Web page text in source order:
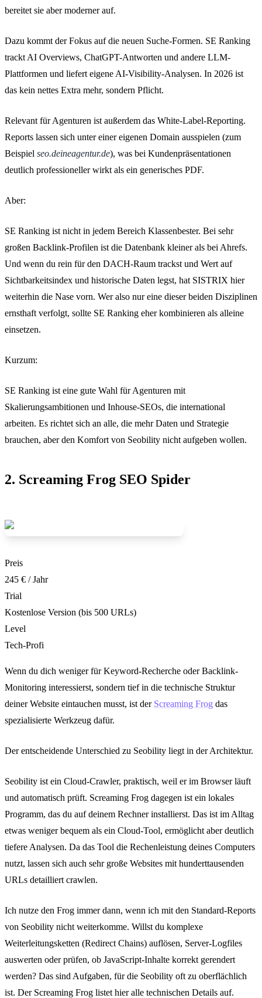
bereitet sie aber moderner auf.
Dazu kommt der Fokus auf die neuen Suche-Formen. SE Ranking
trackt AI Overviews, ChatGPT-Antworten und andere LLM-
Plattformen und liefert eigene AI-Visibility-Analysen. In 2026 ist
das kein nettes Extra mehr, sondern Pflicht.
Relevant für Agenturen ist außerdem das White-Label-Reporting.
Reports lassen sich unter einer eigenen Domain ausspielen (zum
Beispiel seo.deineagentur.de), was bei Kundenpräsentationen
deutlich professioneller wirkt als ein generisches PDF.
Aber:
SE Ranking ist nicht in jedem Bereich Klassenbester. Bei sehr
großen Backlink-Profilen ist die Datenbank kleiner als bei Ahrefs.
Und wenn du rein für den DACH-Raum trackst und Wert auf
Sichtbarkeitsindex und historische Daten legst, hat SISTRIX hier
weiterhin die Nase vorn. Wer also nur eine dieser beiden Disziplinen
ernsthaft verfolgt, sollte SE Ranking eher kombinieren als alleine
einsetzen.
Kurzum:
SE Ranking ist eine gute Wahl für Agenturen mit
Skalierungsambitionen und Inhouse-SEOs, die international
arbeiten. Es richtet sich an alle, die mehr Daten und Strategie
brauchen, aber den Komfort von Seobility nicht aufgeben wollen.
2. Screaming Frog SEO Spider
Preis
245 € / Jahr
Trial
Kostenlose Version (bis 500 URLs)
Level
Tech-Profi
Wenn du dich weniger für Keyword-Recherche oder Backlink-
Monitoring interessierst, sondern tief in die technische Struktur
deiner Website eintauchen musst, ist der Screaming Frog das
spezialisierte Werkzeug dafür.
Der entscheidende Unterschied zu Seobility liegt in der Architektur.
Seobility ist ein Cloud-Crawler, praktisch, weil er im Browser läuft
und automatisch prüft. Screaming Frog dagegen ist ein lokales
Programm, das du auf deinem Rechner installierst. Das ist im Alltag
etwas weniger bequem als ein Cloud-Tool, ermöglicht aber deutlich
tiefere Analysen. Da das Tool die Rechenleistung deines Computers
nutzt, lassen sich auch sehr große Websites mit hunderttausenden
URLs detailliert crawlen.
Ich nutze den Frog immer dann, wenn ich mit den Standard-Reports
von Seobility nicht weiterkomme. Willst du komplexe
Weiterleitungsketten (Redirect Chains) auflösen, Server-Logfiles
auswerten oder prüfen, ob JavaScript-Inhalte korrekt gerendert
werden? Das sind Aufgaben, für die Seobility oft zu oberflächlich
ist. Der Screaming Frog listet hier alle technischen Details auf.